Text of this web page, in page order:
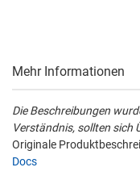
Mehr Informationen
Die Beschreibungen
Verständnis, sollten sich
Originale
Docs